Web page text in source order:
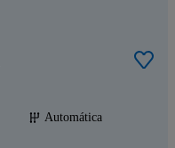
Automática